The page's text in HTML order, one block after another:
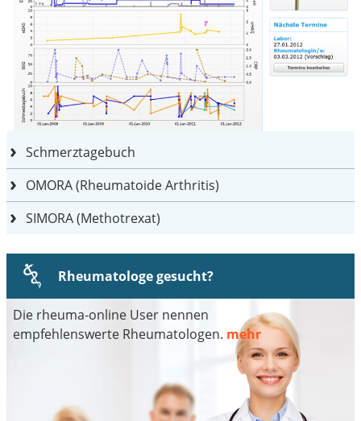
Schmerztagebuch
OMORA (Rheumatoide Arthritis)
SIMORA (Methotrexat)
Rheumatologe gesucht?
Die rheuma-online User nennen
empfehlenswerte Rheumatologen. mehr